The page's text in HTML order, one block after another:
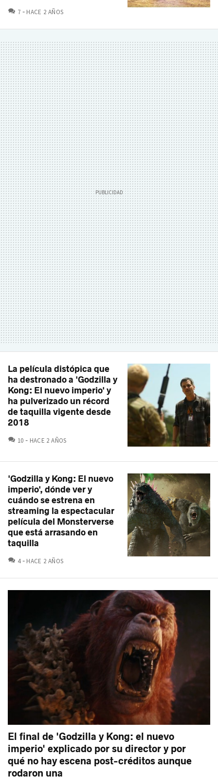
7 COMENTARIOS
HACE 2 AÑOS
La película distópica que
ha destronado a 'Godzilla y
Kong: El nuevo imperio' y
ha pulverizado un récord
de taquilla vigente desde
2018
10 COMENTARIOS
HACE 2 AÑOS
'Godzilla y Kong: El nuevo
imperio', dónde ver y
cuándo se estrena en
streaming la espectacular
película del Monsterverse
que está arrasando en
taquilla
4 COMENTARIOS
HACE 2 AÑOS
El final de 'Godzilla y Kong: el nuevo
imperio' explicado por su director y por
qué no hay escena post-créditos aunque
rodaron una